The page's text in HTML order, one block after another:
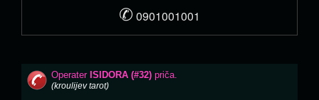
✆ 0901001001